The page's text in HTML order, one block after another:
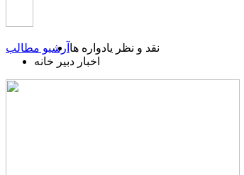
آرشیو مطالب نقد و نظر یادواره ها
اخبار دبیر خانه